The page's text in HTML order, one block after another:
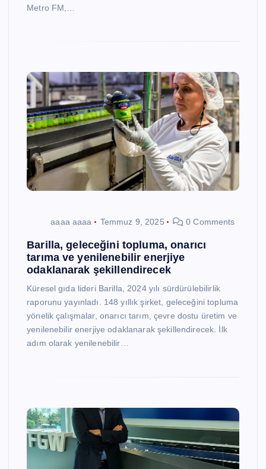
Metro FM,…
aaaa aaaa Temmuz 9, 2025 0 Comments
Barilla, geleceğini topluma, onarıcı
tarıma ve yenilenebilir enerjiye
odaklanarak şekillendirecek
Küresel gıda lideri Barilla, 2024 yılı sürdürülebilirlik
raporunu yayınladı. 148 yıllık şirket, geleceğini topluma
yönelik çalışmalar, onarıcı tarım, çevre dostu üretim ve
yenilenebilir enerjiye odaklanarak şekillendirecek. İlk
adım olarak yenilenebilir…